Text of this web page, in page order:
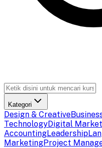
Kategori
Design & Creative
TechnologyDigital
AccountingLeadership
MarketingProject